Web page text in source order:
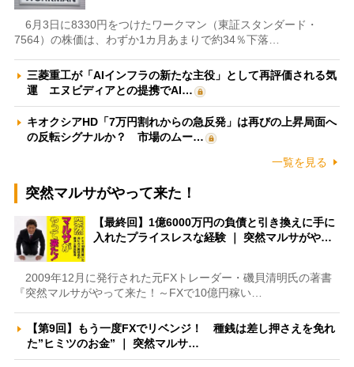
6月3日に8330円をつけたワークマン（東証スタンダード・
7564）の株価は、わずか1カ月あまりで約34％下落…
三菱重工が「AIインフラの新たな主役」として再評価される気
運 エヌビディアとの提携でAI…
キオクシアHD「7万円割れからの急反発」は再びの上昇局面へ
の反転シグナルか？ 市場のムー…
一覧を見る
突然マルサがやって来た！
【最終回】1億6000万円の負債と引き換えに手に
入れたプライスレスな経験 ｜ 突然マルサがや…
2009年12月に発行された元FXトレーダー・磯貝清明氏の著書
『突然マルサがやって来た！～FXで10億円稼い…
【第9回】もう一度FXでリベンジ！ 種銭は差し押さえを免れ
た”ヒミツのお金” ｜ 突然マルサ…